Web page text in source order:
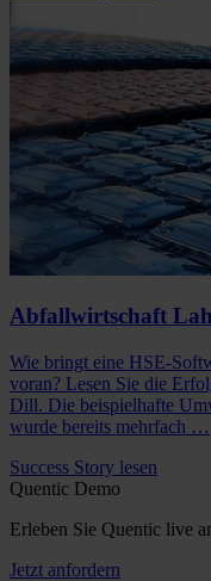
Abfallwirtschaft
Wie bringt eine HSE-
voran? Lesen Sie die
Dill. Die beispielhafte
wurde bereits mehrfach …
Success Story lesen
Quentic Demo
Erleben Sie Quentic live
Jetzt anfordern